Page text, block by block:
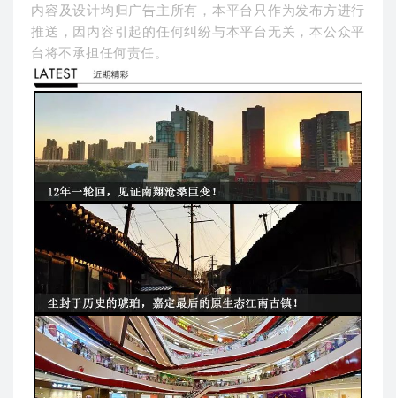
内容及设计均归广告主所有，本平台只作为发布方进行
推送，因内容引起的任何纠纷与本平台无关，本公众平
台将不承担任何责任。